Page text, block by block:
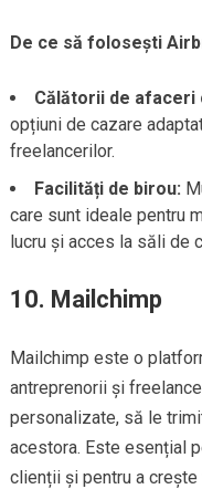
De ce să folosești
Călătorii de afaceri
opțiuni de cazare
freelancerilor.
Facilități de birou:
care sunt ideale pentru
lucru și acces la săli de
10. Mailchimp
Mailchimp este o
antreprenorii și
personalizate, să le
acestora. Este esențial
clienții și pentru a